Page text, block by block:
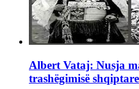
Albert Vataj: Nusja
trashëgimisë shqiptare